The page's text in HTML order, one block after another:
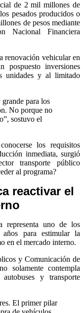
de 2 mil millones de
pesados producidos o
de pesos mediante
Nacional Financiera
renovación vehicular en
pospuesto inversiones
unidades y al limitado
para los
No porque no
sostuvo el
los requisitos
inmediata, surgió
transporte público
al programa?
reactivar el
representa uno de los
para estimular la
en el mercado interno.
y Comunicación de
solamente contempla
y transporte
El primer pilar